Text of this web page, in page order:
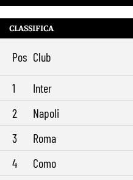
CLASSIFICA
Pos Club
1 Inter
2
Napoli
3
Roma
4
Como